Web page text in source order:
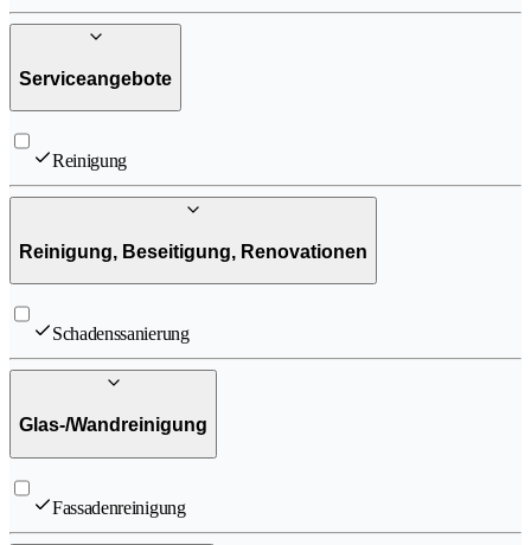
Serviceangebote
Reinigung
Reinigung, Beseitigung, Renovationen
Schadenssanierung
Glas-/Wandreinigung
Fassadenreinigung